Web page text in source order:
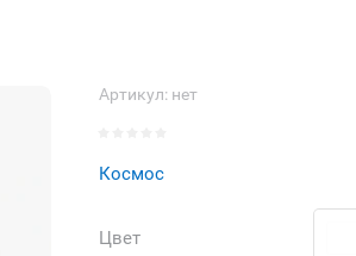
Артикул: нет
Космос
Цвет